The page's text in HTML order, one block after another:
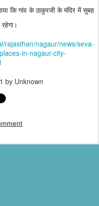
कि गांव के ठाकुरजी के मंदिर में सुबह
rajasthan/nagaur/news/seva-
in-nagaur-city-
by Unknown